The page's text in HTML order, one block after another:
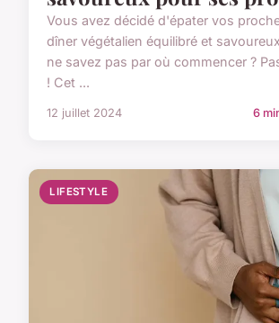
Vous avez décidé d'épater vos
dîner végétalien équilibré et
ne savez pas par où commencer ?
! Cet ...
12 juillet 2024 6
LIFESTYLE